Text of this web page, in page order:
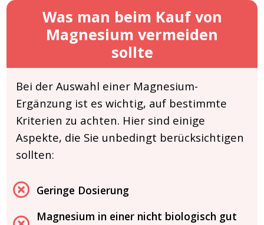
Was man beim Kauf von
Magnesium vermeiden
sollte
Bei der Auswahl einer Magnesium-
Ergänzung ist es wichtig, auf bestimmte
Kriterien zu achten. Hier sind einige
Aspekte, die Sie unbedingt berücksichtigen
sollten:
Geringe Dosierung
Magnesium in einer nicht biologisch gut